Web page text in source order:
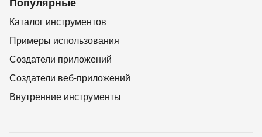
Каталог инструментов
Примеры использования
Создатели приложений
Создатели веб-приложений
Внутренние инструменты